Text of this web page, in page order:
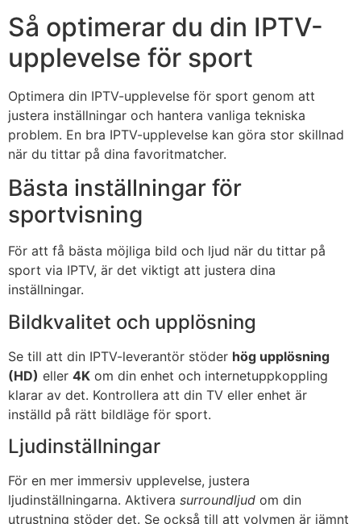
Så optimerar du din IPTV-
upplevelse för sport
Optimera din IPTV-upplevelse för sport genom att
justera inställningar och hantera vanliga tekniska
problem. En bra IPTV-upplevelse kan göra stor skillnad
när du tittar på dina favoritmatcher.
Bästa inställningar för
sportvisning
För att få bästa möjliga bild och ljud när du tittar på
sport via IPTV, är det viktigt att justera dina
inställningar.
Bildkvalitet och upplösning
Se till att din IPTV-leverantör stöder hög upplösning
(HD) eller 4K om din enhet och internetuppkoppling
klarar av det. Kontrollera att din TV eller enhet är
inställd på rätt bildläge för sport.
Ljudinställningar
För en mer immersiv upplevelse, justera
ljudinställningarna. Aktivera surroundljud om din
utrustning stöder det. Se också till att volymen är jämnt